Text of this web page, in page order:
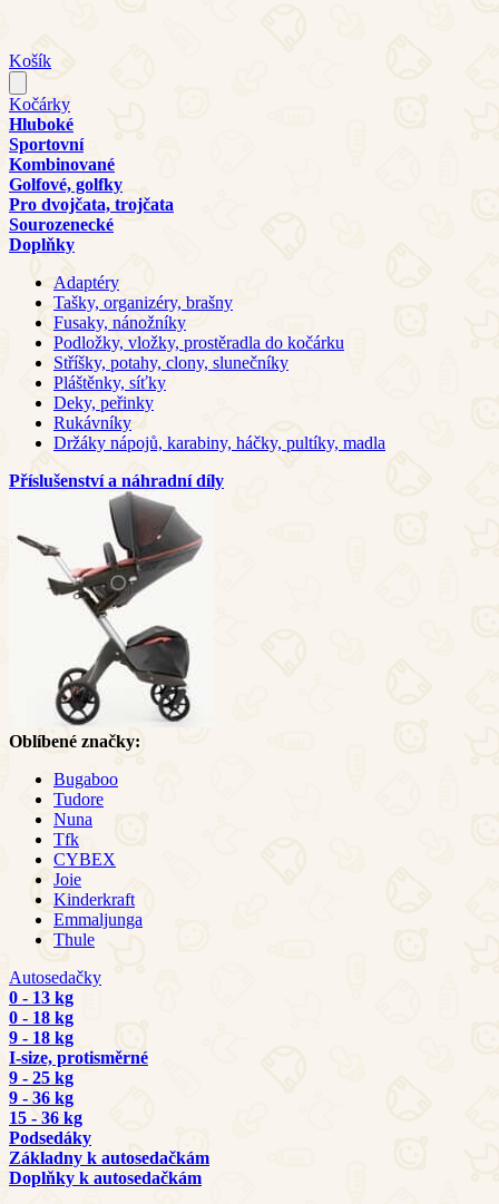
Košík
Kočárky
Hluboké
Sportovní
Kombinované
Golfové, golfky
Pro dvojčata, trojčata
Sourozenecké
Doplňky
Adaptéry
Tašky, organizéry, brašny
Fusaky, nánožníky
Podložky, vložky, prostěradla do kočárku
Stříšky, potahy, clony, slunečníky
Pláštěnky, síťky
Deky, peřinky
Rukávníky
Držáky nápojů, karabiny, háčky, pultíky, madla
Příslušenství a náhradní díly
Oblíbené značky:
Bugaboo
Tudore
Nuna
Tfk
CYBEX
Joie
Kinderkraft
Emmaljunga
Thule
Autosedačky
0 - 13 kg
0 - 18 kg
9 - 18 kg
I-size, protisměrné
9 - 25 kg
9 - 36 kg
15 - 36 kg
Podsedáky
Základny k autosedačkám
Doplňky k autosedačkám